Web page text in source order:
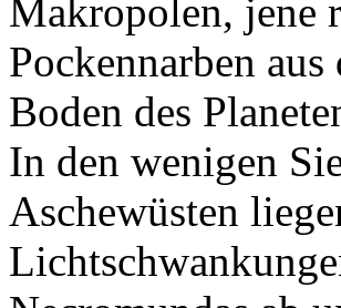
Makropolen, jene
Pockennarben
Boden des
In den wenigen
Aschewüsten